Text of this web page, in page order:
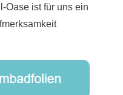
Oase ist für uns ein